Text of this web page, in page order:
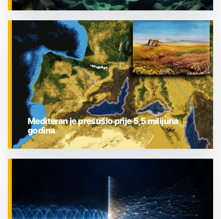
ZNANOST
Mediteran je presušio prije 5,5 milijuna
godina